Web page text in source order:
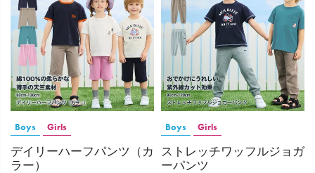
Boys Girls
デイリーハーフパンツ（カ
ラー）
Boys Girls
ストレッチワッフルジョガ
ーパンツ